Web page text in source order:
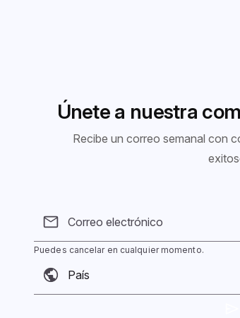
Únete a nuestra
Recibe un correo semanal con
Correo electrónico
Puedes cancelar en cualquier momento.